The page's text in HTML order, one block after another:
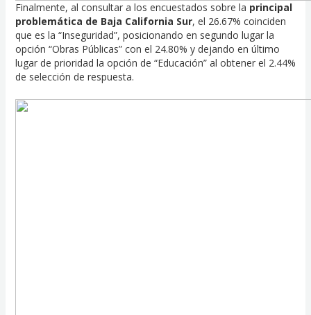
Finalmente, al consultar a los encuestados sobre la principal
problemática de Baja California Sur, el 26.67% coinciden
que es la “Inseguridad”, posicionando en segundo lugar la
opción “Obras Públicas” con el 24.80% y dejando en último
lugar de prioridad la opción de “Educación” al obtener el 2.44%
de selección de respuesta.